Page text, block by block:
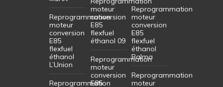
Reprogrammation
moteur
conversion
E85
flexfuel
éthanol
L’Union
Reprogrammation
moteur
conversion
E85
flexfuel
éthanol 09
Reprogrammation
moteur
conversion
E85
Reprogrammation
moteur
conversion
E85
flexfuel
éthanol
Balma
Reprogrammation
moteur